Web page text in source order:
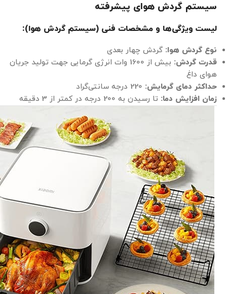
سیستم گردش هوای پیشرفته
لیست ویژگی‌ها و مشخصات فنی (سیستم گردش هوا):
نوع گردش هوا: گردش چهار بعدی
قدرت گردش:
بیش از 1600 وات انرژی گرمایی جهت تولید جریان
هوای داغ
حداکثر دمای گرمایش:
زمان افزایش دما: تا رسیدن به 200 درجه در کمتر از 3 دقیقه